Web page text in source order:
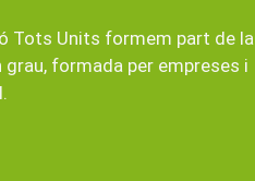
Tots Units formem part de la
formada per empreses i